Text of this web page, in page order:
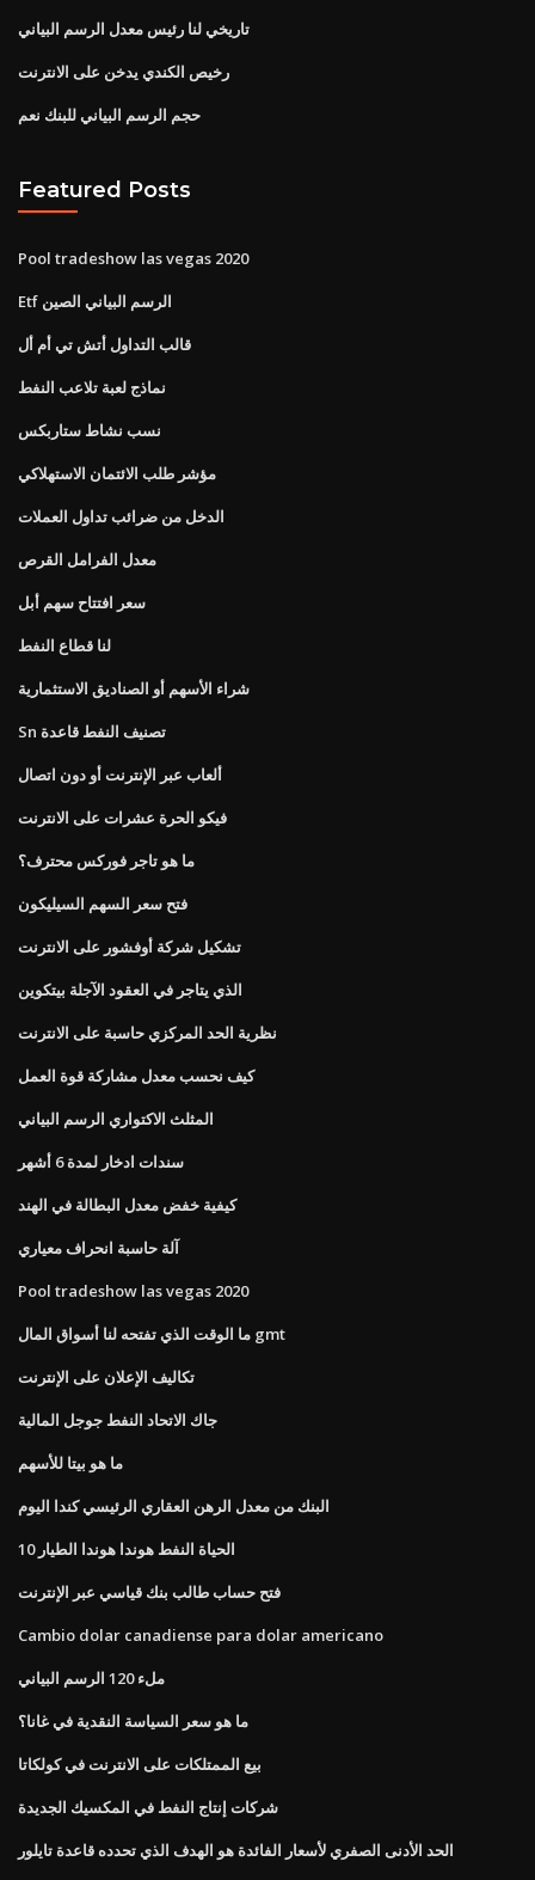
تاريخي لنا رئيس معدل الرسم البياني
رخيص الكندي يدخن على الانترنت
حجم الرسم البياني للبنك نعم
Featured Posts
Pool tradeshow las vegas 2020
Etf الرسم البياني الصين
قالب التداول أتش تي أم أل
نماذج لعبة تلاعب النفط
نسب نشاط ستاربكس
مؤشر طلب الائتمان الاستهلاكي
الدخل من ضرائب تداول العملات
معدل الفرامل القرص
سعر افتتاح سهم أبل
لنا قطاع النفط
شراء الأسهم أو الصناديق الاستثمارية
Sn تصنيف النفط قاعدة
ألعاب عبر الإنترنت أو دون اتصال
فيكو الحرة عشرات على الانترنت
ما هو تاجر فوركس محترف؟
فتح سعر السهم السيليكون
تشكيل شركة أوفشور على الانترنت
الذي يتاجر في العقود الآجلة بيتكوين
نظرية الحد المركزي حاسبة على الانترنت
كيف نحسب معدل مشاركة قوة العمل
المثلث الاكتواري الرسم البياني
سندات ادخار لمدة 6 أشهر
كيفية خفض معدل البطالة في الهند
آلة حاسبة انحراف معياري
Pool tradeshow las vegas 2020
ما الوقت الذي تفتحه لنا أسواق المال gmt
تكاليف الإعلان على الإنترنت
جاك الاتحاد النفط جوجل المالية
ما هو بيتا للأسهم
البنك من معدل الرهن العقاري الرئيسي كندا اليوم
10 الحياة النفط هوندا هوندا الطيار
فتح حساب طالب بنك قياسي عبر الإنترنت
Cambio dolar canadiense para dolar americano
ملء 120 الرسم البياني
ما هو سعر السياسة النقدية في غانا؟
بيع الممتلكات على الانترنت في كولكاتا
شركات إنتاج النفط في المكسيك الجديدة
الحد الأدنى الصفري لأسعار الفائدة هو الهدف الذي تحدده قاعدة تايلور